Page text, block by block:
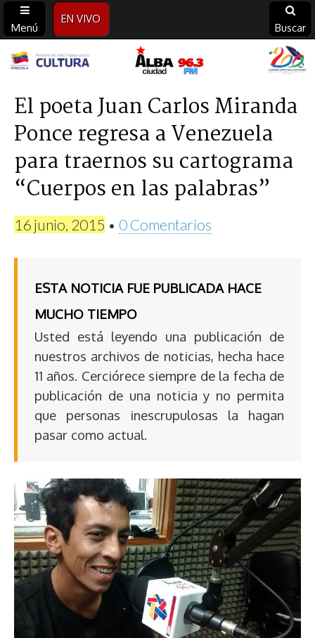
Menú
EN VIVO
Buscar
Alba
Ciudad
96.3
FM
El poeta Juan Carlos Miranda
Ponce regresa a Venezuela
para traernos su cartograma
“Cuerpos en las palabras”
16 junio, 2015 • 0 Comentarios
ESTA NOTICIA FUE PUBLICADA HACE
MUCHO TIEMPO
Usted está leyendo una publicación de
nuestros archivos de noticias, hecha hace
11 años. Cerciórece siempre de la fecha de
publicación de una noticia y no permita
que personas inescrupulosas la hagan
pasar como actual.